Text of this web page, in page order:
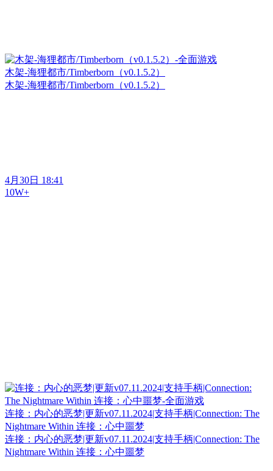
木架-海狸都市/Timberborn（v0.1.5.2）
木架-海狸都市/Timberborn（v0.1.5.2）
4月30日 18:41
10W+
连接：内心的恶梦|更新v07.11.2024|支持手柄|Connection: The
Nightmare Within 连接：心中噩梦
连接：内心的恶梦|更新v07.11.2024|支持手柄|Connection: The
Nightmare Within 连接：心中噩梦